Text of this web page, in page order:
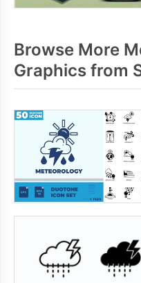
Browse More
Graphics from